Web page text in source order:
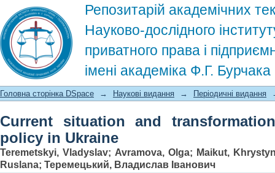
Репозитарій академічних
Науково-дослідного
приватного права і
імені академіка Ф.Г.
Current situation and transformation
Головна сторінка DSpace → Наукові видання → Періодичні видання
Current situation and
policy in Ukraine
Teremetskyi, Vladyslav; Avramova, Olga; Maikut,
Ruslana; Теремецький, Владислав Іванович